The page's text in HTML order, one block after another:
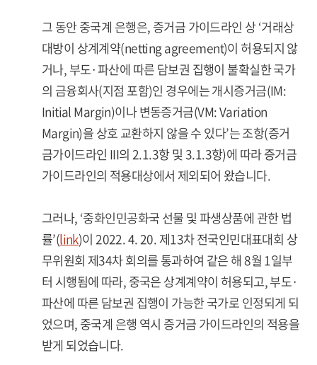
그 동안 중국계 은행은, 증거금 가이드라인 상 ‘거래상
대방이 상계계약(netting agreement)이 허용되지 않
거나, 부도·파산에 따른 담보권 집행이 불확실한 국가
의 금융회사(지점 포함)인 경우에는 개시증거금(IM:
Initial Margin)이나 변동증거금(VM: Variation
Margin)을 상호 교환하지 않을 수 있다’는 조항(증거
금가이드라인 III의 2.1.3항 및 3.1.3항)에 따라 증거금
가이드라인의 적용대상에서 제외되어 왔습니다.
그러나, ‘중화인민공화국 선물 및 파생상품에 관한 법
률’(link)이 2022. 4. 20. 제13차 전국인민대표대회 상
무위원회 제34차 회의를 통과하여 같은 해 8월 1일부
터 시행됨에 따라, 중국은 상계계약이 허용되고, 부도·
파산에 따른 담보권 집행이 가능한 국가로 인정되게 되
었으며, 중국계 은행 역시 증거금 가이드라인의 적용을
받게 되었습니다.